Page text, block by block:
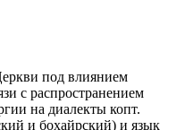
под влиянием
с распространением
на диалекты копт.
и бохайрский) и язык